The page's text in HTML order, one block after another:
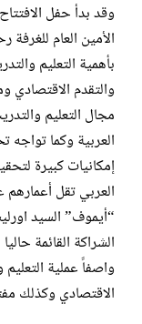
وقد بدأ حفل
الأمين العام
بأهمية التعليم
والتقدم الاقتصادي
مجال التعليم
العربية وكما
إمكانيات كبيرة
“أيموف” السيد
الشراكة القائمة
واصفاً عملية التعليم
الاقتصادي وكذلك